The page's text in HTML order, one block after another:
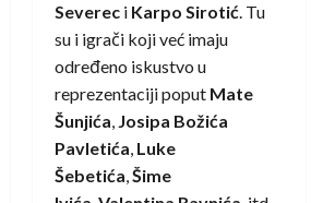
Severec i Karpo Sirotić. Tu
su i igrači koji već imaju
određeno iskustvo u
reprezentaciji poput Mate
Šunjića, Josipa Božića
Pavletića, Luke
Šebetića,Šime